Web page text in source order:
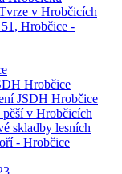
v Hrobčicích
Hrobčice -
Hrobčice
JSDH Hrobčice
pěší v Hrobčicích
skladby lesních
- Hrobčice